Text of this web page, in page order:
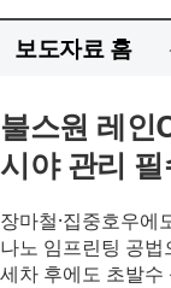
보도자료 홈
불스원 레인
시야 관리 필
장마철·집중호우에
나노 임프린팅 공
세차 후에도 초발